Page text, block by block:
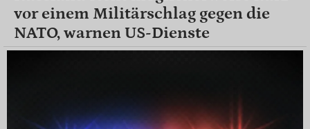
vor einem Militärschlag gegen die
NATO, warnen US-Dienste